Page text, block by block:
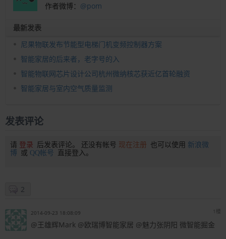
作者微博： @pom
最新发表
尼果物联发布节能型电梯门机变频控制器方案
智能家居的后来者，老字号的入
智能物联网芯片设计公司杭州微纳核芯获近亿首轮融资
智能家居与室内空气质量监测
发表评论
请 登录 后发表评论。 还没有帐号 现在注册 也可以使用 新浪微
博 或 QQ帐号 直接登入。
2
2014-09-23 18:08:09 1楼
@王雄辉Mark @欧瑞博智能家居 @魅力张阴阳 微智能掘金